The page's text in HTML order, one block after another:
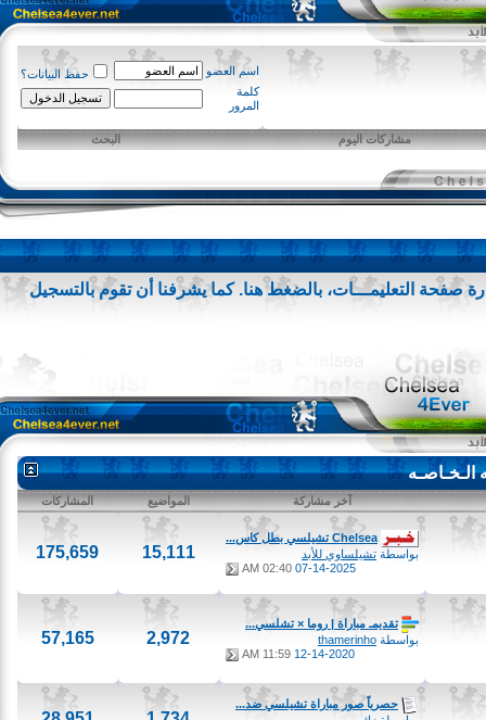
اسم العضو
حفظ البيانات؟
كلمة
المرور
مشاركات اليوم البحث
التعليمـــات،بالضغط هنا. كما يشرفنا أن تقومبالتسجيل
آخر مشاركة المواضيع المشاركات
Chelsea تشيلسي بطل كاس...
بواسطةتشيلساوي للأبد
07-14-2025
02:40 AM
15,111
175,659
تقديمـ مباراة | روما × تشلسي...
بواسطةthamerinho
12-14-2020
11:59 AM
2,972
57,165
حصرياً صور مباراة تشيلسي ضد...